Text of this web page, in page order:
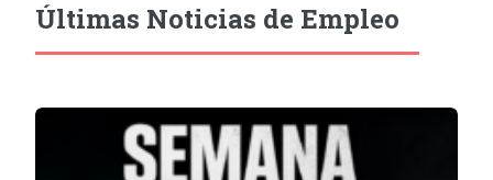
Últimas Noticias de Empleo